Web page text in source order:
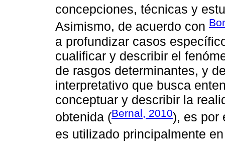
concepciones, técnicas y
Asimismo, de acuerdo con
a profundizar casos
cualificar y describir el
de rasgos determinantes, y
interpretativo que busca
conceptuar y describir la
obtenida (Bernal, 2010), es por
es utilizado principalmente